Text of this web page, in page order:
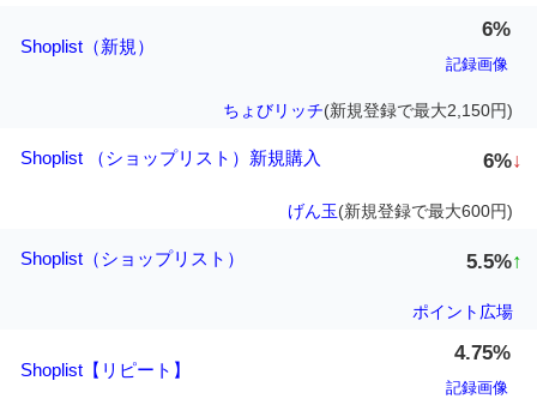
Shoplist（新規）
6%
記録画像
ちょびリッチ(新規登録で最大2,150円)
Shoplist （ショップリスト）新規購入 6%↓
げん玉(新規登録で最大600円)
Shoplist（ショップリスト） 5.5%↑
ポイント広場
Shoplist【リピート】
4.75%
記録画像